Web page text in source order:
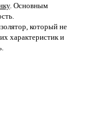
. Основным
который не
характеристик и